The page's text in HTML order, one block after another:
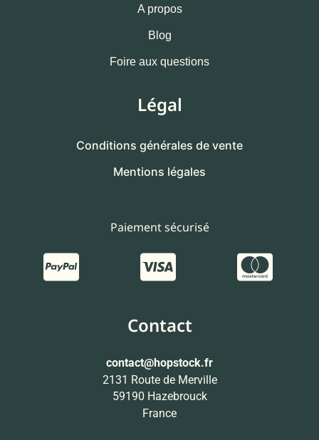
A propos
Blog
Foire aux questions
Légal
Conditions générales de vente
Mentions légales
Paiement sécurisé
Contact
contact@hopstock.fr
2131 Route de Merville
59190 Hazebrouck
France